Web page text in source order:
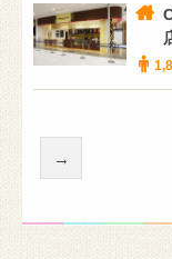
→